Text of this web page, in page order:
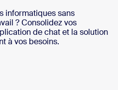
informatiques sans
? Consolidez vos
de chat et la solution
à vos besoins.